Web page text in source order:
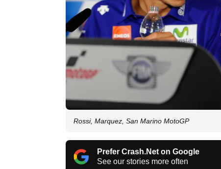
Rossi, Marquez, San Marino MotoGP
Prefer Crash.Net on Google
See our stories more often